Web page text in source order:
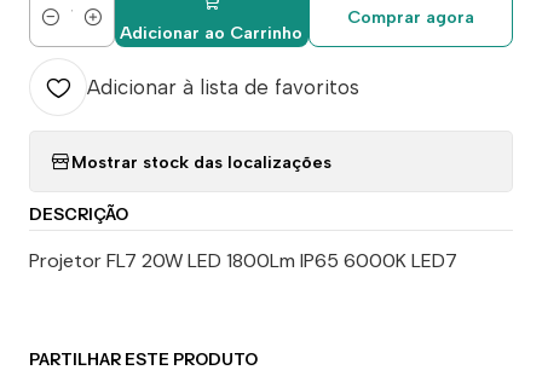
QuantidadeAdicionar ao Carrinho
Comprar agora
Adicionar à lista de favoritos
Mostrar stock das localizações
DESCRIÇÃO
Projetor FL7 20W LED 1800Lm IP65 6000K LED7
PARTILHAR ESTE PRODUTO